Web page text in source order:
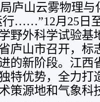
庐山云雾物理
行……”12月25日
野外科学试验基
庐山市召开，标
的新阶段。江西
特优势，全力打
策源地和气象科